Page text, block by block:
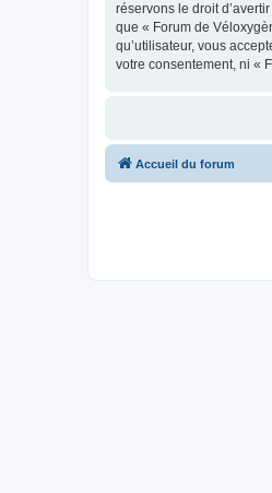
réservons le droit
que « Forum de
qu’utilisateur, vous
votre consentement, ni «
Accueil du forum